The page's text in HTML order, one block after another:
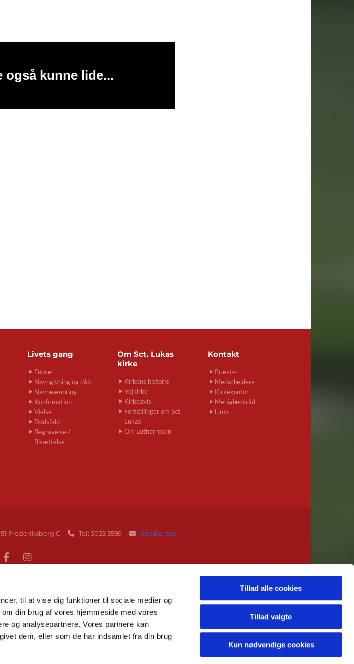
til at vise dig funktioner til sociale medier og
din brug af vores hjemmeside med vores
og analysepartnere. Vores partnere kan
dem, eller som de har indsamlet fra din brug
Tillad alle cookies
Tillad valgte
Kun nødvendige cookies
også kunne lide...
Livets gang
Fødsel
Navngivning og dåb
Navneændring
Konfirmation
Vielse
Dødsfald
Begravelse /
Bisættelse
Om Sct. Lukas
kirke
Kirkens historie
Vejkirke
Kirkeavis
Fortællinger om Sct.
Lukas
Om Lutherrosen
Kontakt
Præster
Medarbejdere
Kirkekontor
Menighedsråd
Links
Frederiksberg C Tel: 3035 3599  Send e-mail